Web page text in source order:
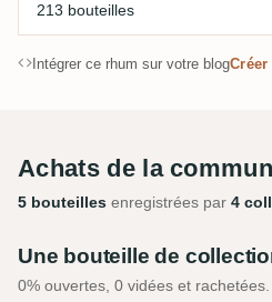
213 bouteilles
Intégrer ce rhum sur votre blog
Achats de la
5 bouteilles enregistrées par 4
Une bouteille de
0% ouvertes, 0 vidées et rachetées.